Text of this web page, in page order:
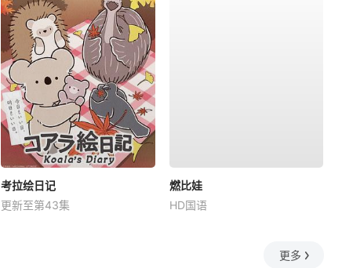
考拉绘日记
更新至第43集
燃比娃
HD国语
更多